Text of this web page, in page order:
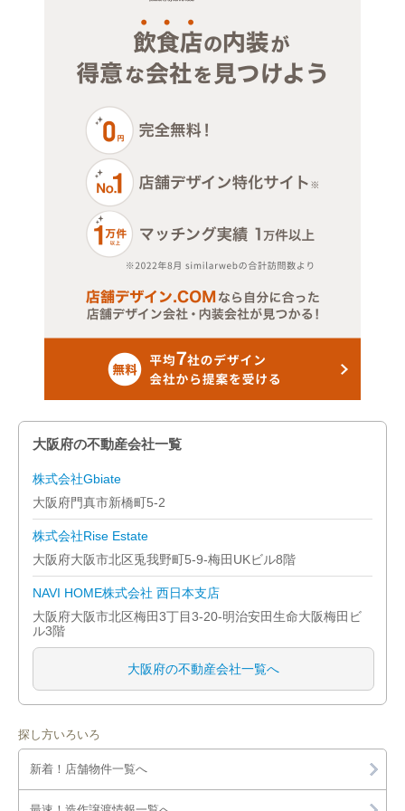
その他サービス・その他
大阪府の不動産会社一覧
株式会社Gbiate
大阪府門真市新橋町5-2
株式会社Rise Estate
大阪府大阪市北区兎我野町5-9-梅田UKビル8階
NAVI HOME株式会社 西日本支店
大阪府大阪市北区梅田3丁目3-20-明治安田生命大阪梅田ビ
ル3階
大阪府の不動産会社一覧へ
探し方いろいろ
新着！店舗物件一覧へ